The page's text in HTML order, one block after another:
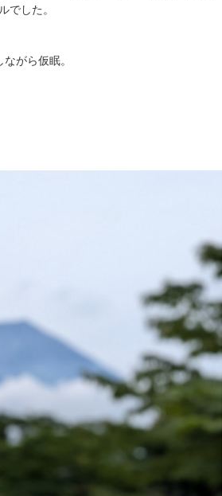
した。
がら仮眠。